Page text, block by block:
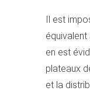
Il est
en est
plateaux
et la